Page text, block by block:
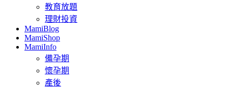
教育放題
理財投資
MamiBlog
MamiShop
MamiInfo
備孕期
懷孕期
產後